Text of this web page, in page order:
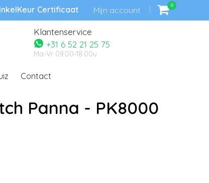
Certificaat Mijn account 0
Klantenservice
+31 6 52 21 25 75
Ma-Vr 09.00-18.00u
Contact
Panna - PK8000